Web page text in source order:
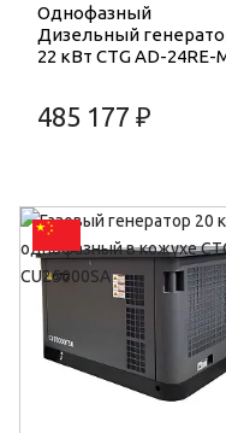
Однофазный
Дизельный
22 кВт CTG AD-24RE-
485 177 ₽